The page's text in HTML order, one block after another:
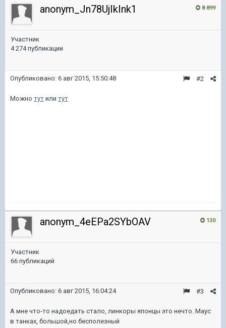
8 899
anonym_Jn78UjIkInk1
Участник
4 274 публикации
#2
Опубликовано: 6 авг 2015, 15:50:48
Можно тут или тут
130
anonym_4eEPa2SYbOAV
Участник
66 публикаций
#3
Опубликовано: 6 авг 2015, 16:04:24
А мне что-то надоедать стало, линкоры японцы это нечто. Маус
в танках, большой,но бесполезный